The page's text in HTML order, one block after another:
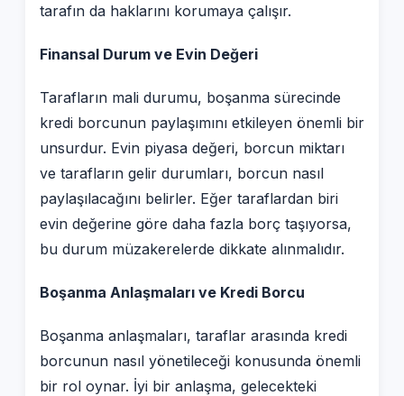
tarafın da haklarını korumaya çalışır.
Finansal Durum ve Evin Değeri
Tarafların mali durumu, boşanma sürecinde
kredi borcunun paylaşımını etkileyen önemli bir
unsurdur. Evin piyasa değeri, borcun miktarı
ve tarafların gelir durumları, borcun nasıl
paylaşılacağını belirler. Eğer taraflardan biri
evin değerine göre daha fazla borç taşıyorsa,
bu durum müzakerelerde dikkate alınmalıdır.
Boşanma Anlaşmaları ve Kredi Borcu
Boşanma anlaşmaları, taraflar arasında kredi
borcunun nasıl yönetileceği konusunda önemli
bir rol oynar. İyi bir anlaşma, gelecekteki